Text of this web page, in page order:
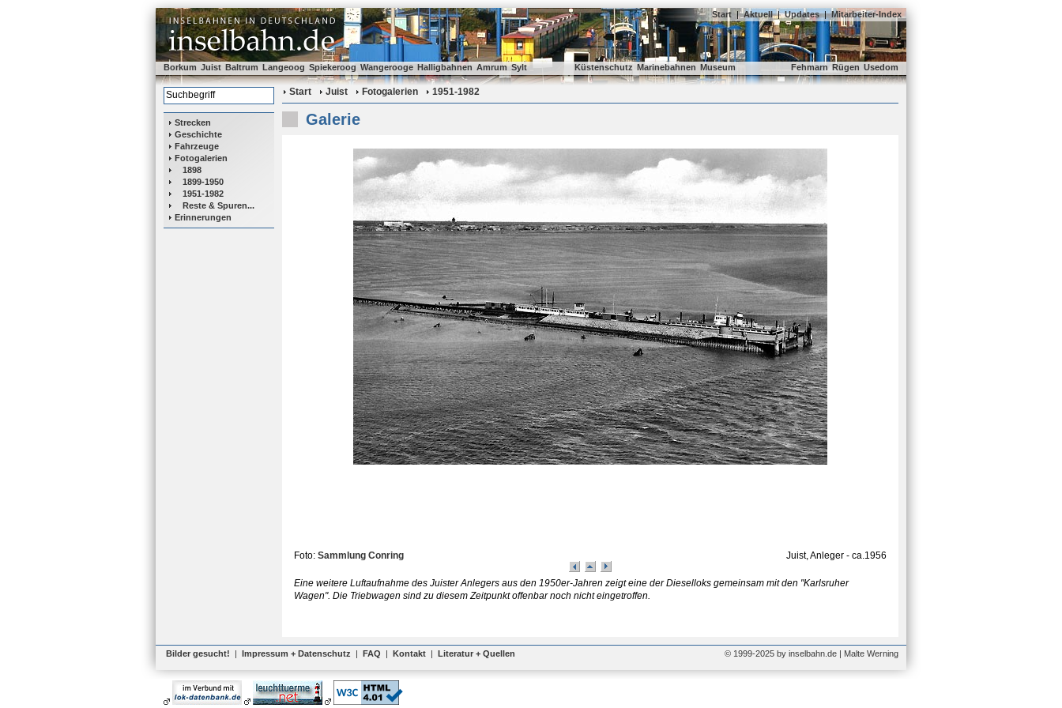
Start | Aktuell | Updates | Mitarbeiter-Index
Borkum Juist Baltrum Langeoog Spiekeroog Wangerooge Halligbahnen Amrum Sylt Küstenschutz Marinebahnen Museum Fehmarn Rügen Usedom
Strecken
Geschichte
Fahrzeuge
Fotogalerien
1898
1899-1950
1951-1982
Reste & Spuren...
Erinnerungen
Start Juist Fotogalerien 1951-1982
Galerie
Foto: Sammlung Conring Juist, Anleger - ca.1956
Eine weitere Luftaufnahme des Juister Anlegers aus den 1950er-Jahren zeigt eine der Dieselloks gemeinsam mit den "Karlsruher
Wagen". Die Triebwagen sind zu diesem Zeitpunkt offenbar noch nicht eingetroffen.
Bilder gesucht! | Impressum + Datenschutz | FAQ | Kontakt | Literatur + Quellen © 1999-2025 by inselbahn.de | Malte Werning